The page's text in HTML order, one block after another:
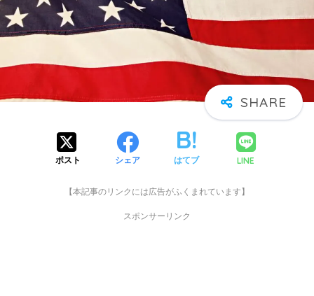
ポスト シェア はてブ LINE
【本記事のリンクには広告がふくまれています】
スポンサーリンク